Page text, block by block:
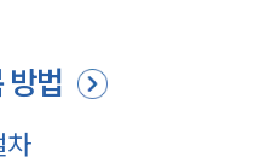
방법
차